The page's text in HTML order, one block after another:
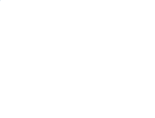
模擬管理平台
螺栓組裝